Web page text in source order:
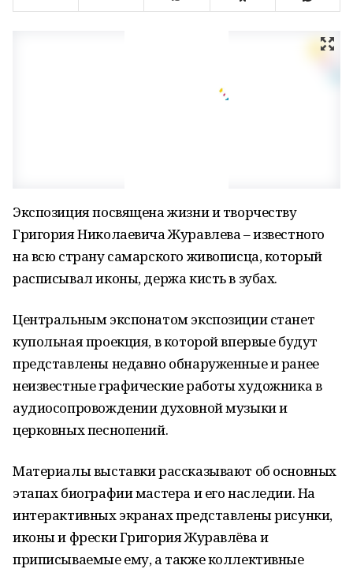
Экспозиция посвящена жизни и творчеству
Григория Николаевича Журавлева – известного
на всю страну самарского живописца, который
расписывал иконы, держа кисть в зубах.
Центральным экспонатом экспозиции станет
купольная проекция, в которой впервые будут
представлены недавно обнаруженные и ранее
неизвестные графические работы художника в
аудиосопровождении духовной музыки и
церковных песнопений.
Материалы выставки рассказывают об основных
этапах биографии мастера и его наследии. На
интерактивных экранах представлены рисунки,
иконы и фрески Григория Журавлёва и
приписываемые ему, а также коллективные